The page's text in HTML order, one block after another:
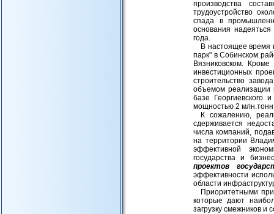
производства
трудоустройство
спада в
основания
года.
В настоящее время
парк" в Собинском
Вязниковском.
инвестиционных
строительство
объемом реализации
базе Георгиевского
мощностью 2 млн.тонн
К сожалению,
сдерживается
числа компаний,
на территории
эффективной
государства и
проектов
эффективности
области
Приоритетными
которые дают
загрузку смежников и